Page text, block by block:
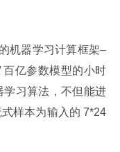
机器学习计算框架–
亿参数模型的小时
学习算法，不但能进
样本为输入的 7*24